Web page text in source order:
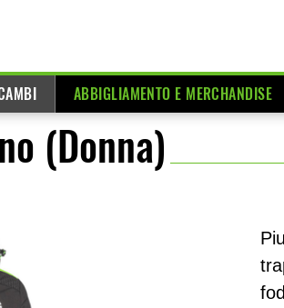
ABBIGLIAMENTO E MERCHANDISE
(Donna)